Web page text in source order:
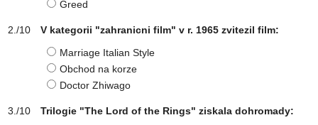
Greed
V kategorii "zahranicni film" v r. 1965 zvitezil film:
Marriage Italian Style
Obchod na korze
Doctor Zhiwago
Trilogie "The Lord of the Rings" ziskala dohromady: